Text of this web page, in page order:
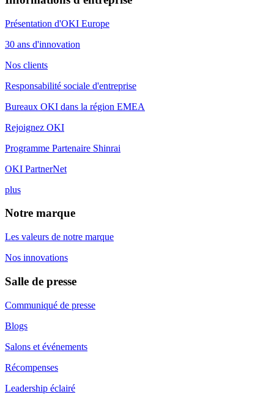
Présentation d'OKI Europe
30 ans d'innovation
Nos clients
Responsabilité sociale d'entreprise
Bureaux OKI dans la région EMEA
Rejoignez OKI
Programme Partenaire Shinrai
OKI PartnerNet
plus
Notre marque
Les valeurs de notre marque
Nos innovations
Salle de presse
Communiqué de presse
Blogs
Salons et événements
Récompenses
Leadership éclairé